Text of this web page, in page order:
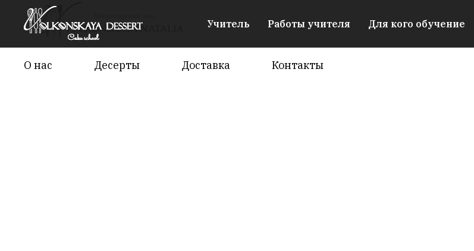
О нас Десерты Доставка Контакты
Учитель Работы учителя Для кого обучение